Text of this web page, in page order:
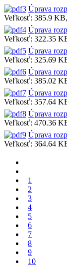
Úprava
Veľkosť: 385.9 KB,
Úprava
Veľkosť: 322.35
Úprava
Veľkosť: 325.69
Úprava
Veľkosť: 385.02
Úprava
Veľkosť: 357.64
Úprava
Veľkosť: 470.36
Úprava
Veľkosť: 364.64
1
2
3
4
5
6
7
8
9
10